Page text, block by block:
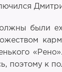
были
поэтому к